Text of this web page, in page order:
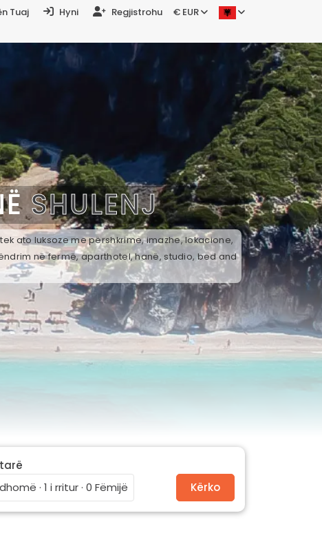
Tuaj Hyni Regjistrohu € EUR
SHULENJ
ato luksoze me përshkrime, imazhe, lokacione,
në fermë, aparthotel, hanë, studio, bed and
· 1 i rritur · 0 Fëmijë
Kërko